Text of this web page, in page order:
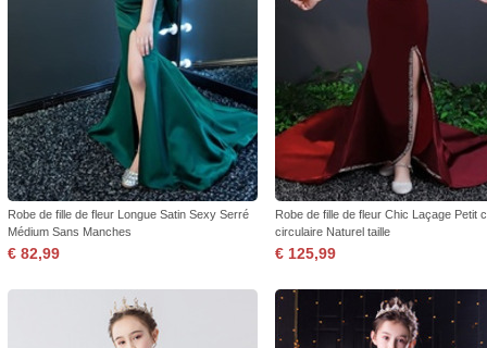
Robe de fille de fleur Longue Satin Sexy Serré
Médium Sans Manches
€ 82,99
Robe de fille de fleur Chic Laçage Petit
circulaire Naturel taille
€ 125,99